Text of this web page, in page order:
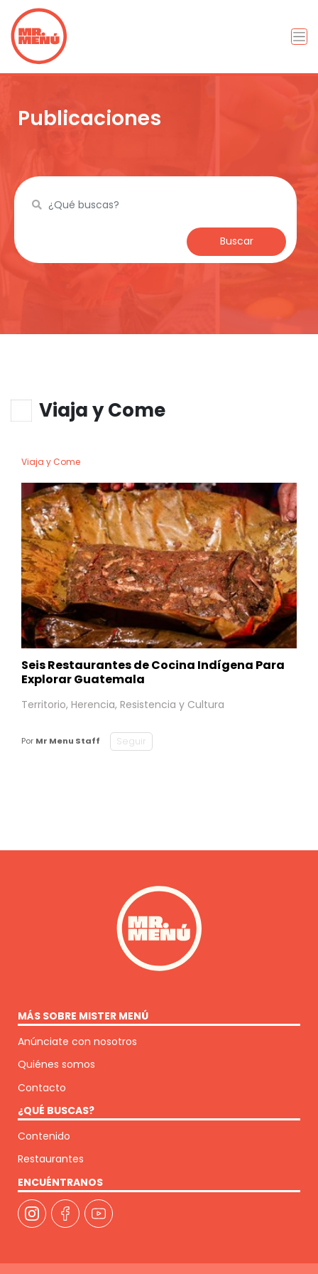
Publicaciones
Buscar
Viaja y Come
Viaja y Come
Seis Restaurantes de Cocina Indígena Para
Explorar Guatemala
Territorio, Herencia, Resistencia y Cultura
Por Mr Menu Staff Seguir
MÁS SOBRE MISTER MENÚ
Anúnciate con nosotros
Quiénes somos
Contacto
¿QUÉ BUSCAS?
Contenido
Restaurantes
ENCUÉNTRANOS